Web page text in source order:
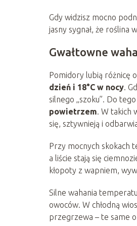
Gdy widzisz mocno
jasny sygnał, że roślina
Gwałtowne
Pomidory lubią różnicę
dzień i 18°C w nocy.
silnego „szoku”. Do
powietrzem. W takich
się, sztywnieją i
Przy mocnych skokach
a liście stają się
kłopoty z wapniem,
Silne wahania
owoców. W chłodną
przegrzewa – te same